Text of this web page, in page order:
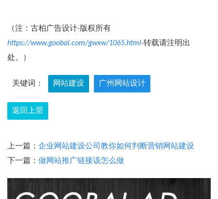
（注：古柏广告设计-版权所有
https://www.goobai.com/gwxw/1065.html-转载请注明出
处。）
关键词： 网站建设 广州网站设计
返回上层
上一篇： 企业网站建设公司教你如何判断营销网站建设
下一篇： 做网站推广链接该怎么做